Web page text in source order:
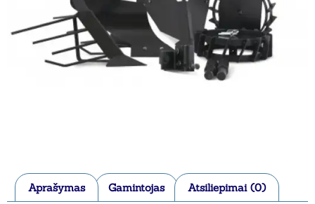
Aprašymas Gamintojas Atsiliepimai (0)